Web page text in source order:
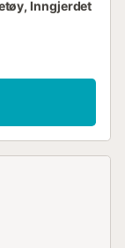
Inngjerdet